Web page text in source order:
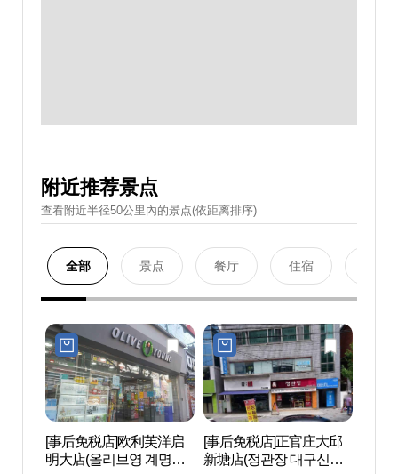
附近推荐景点
查看附近半径50公里內的景点(依距离排序)
全部 景点 餐厅 住宿
[事后免税店]欧利芙洋启
明大店(올리브영 계명대
[事后免税店]正官庄大邱
新塘店(정관장 대구신장